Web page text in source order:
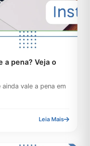
a pena? Veja o
vale a pena em
Leia Mais